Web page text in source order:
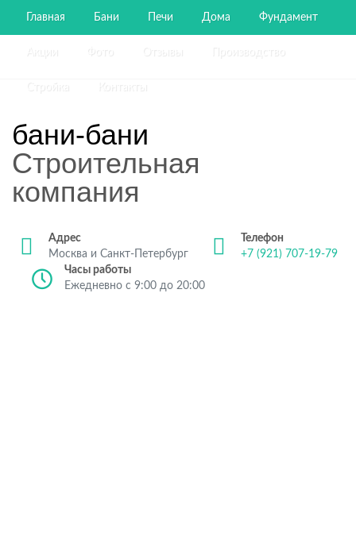
Главная Бани Печи Дома Фундамент
бани-бани
Строительная
компания
Адрес
Москва и Санкт-Петербург
Телефон
+7 (921) 707-19-79
Часы работы
Ежедневно с 9:00 до 20:00